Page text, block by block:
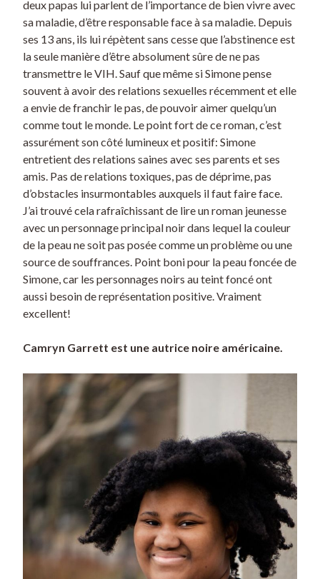
deux papas lui parlent de l’importance de bien vivre avec
sa maladie, d’être responsable face à sa maladie. Depuis
ses 13 ans, ils lui répètent sans cesse que l’abstinence est
la seule manière d’être absolument sûre de ne pas
transmettre le VIH. Sauf que même si Simone pense
souvent à avoir des relations sexuelles récemment et elle
a envie de franchir le pas, de pouvoir aimer quelqu’un
comme tout le monde. Le point fort de ce roman, c’est
assurément son côté lumineux et positif: Simone
entretient des relations saines avec ses parents et ses
amis. Pas de relations toxiques, pas de déprime, pas
d’obstacles insurmontables auxquels il faut faire face.
J’ai trouvé cela rafraîchissant de lire un roman jeunesse
avec un personnage principal noir dans lequel la couleur
de la peau ne soit pas posée comme un problème ou une
source de souffrances. Point boni pour la peau foncée de
Simone, car les personnages noirs au teint foncé ont
aussi besoin de représentation positive. Vraiment
excellent!
Camryn Garrett est une autrice noire américaine.